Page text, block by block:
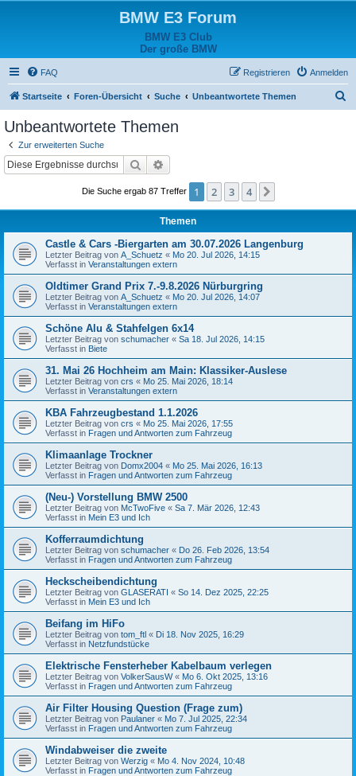
BMW E3 Forum
BMW E3 Club
Der große BMW
FAQ Anmelden
Registrieren
Startseite Foren-Übersicht Suche Unbeantwortete Themen
Unbeantwortete Themen
Zur erweiterten Suche
Suche
Die Suche ergab 87 Treffer 1 2 3 4
Themen
Castle & Cars -Biergarten am 30.07.2026 Langenburg
Letzter Beitrag von A_Schuetz « Mo 20. Jul 2026, 14:15
Verfasst in Veranstaltungen extern
Oldtimer Grand Prix 7.-9.8.2026 Nürburgring
Letzter Beitrag von A_Schuetz « Mo 20. Jul 2026, 14:07
Verfasst in Veranstaltungen extern
Schöne Alu & Stahfelgen 6x14
Letzter Beitrag von schumacher « Sa 18. Jul 2026, 14:15
Verfasst in Biete
31. Mai 26 Hochheim am Main: Klassiker-Auslese
Letzter Beitrag von crs « Mo 25. Mai 2026, 18:14
Verfasst in Veranstaltungen extern
KBA Fahrzeugbestand 1.1.2026
Letzter Beitrag von crs « Mo 25. Mai 2026, 17:55
Verfasst in Fragen und Antworten zum Fahrzeug
Klimaanlage Trockner
Letzter Beitrag von Domx2004 « Mo 25. Mai 2026, 16:13
Verfasst in Fragen und Antworten zum Fahrzeug
(Neu-) Vorstellung BMW 2500
Letzter Beitrag von McTwoFive « Sa 7. Mär 2026, 12:43
Verfasst in Mein E3 und Ich
Kofferraumdichtung
Letzter Beitrag von schumacher « Do 26. Feb 2026, 13:54
Verfasst in Fragen und Antworten zum Fahrzeug
Heckscheibendichtung
Letzter Beitrag von GLASERATI « So 14. Dez 2025, 22:25
Verfasst in Mein E3 und Ich
Beifang im HiFo
Letzter Beitrag von tom_ftl « Di 18. Nov 2025, 16:29
Verfasst in Netzfundstücke
Elektrische Fensterheber Kabelbaum verlegen
Letzter Beitrag von VolkerSausW« Mo 6. Okt 2025, 13:16
Verfasst in Fragen und Antworten zum Fahrzeug
Air Filter Housing Question (Frage zum)
Letzter Beitrag von Paulaner « Mo 7. Jul 2025, 22:34
Verfasst in Fragen und Antworten zum Fahrzeug
Windabweiser die zweite
Letzter Beitrag von Werzig « Mo 4. Nov 2024, 10:48
Verfasst in Fragen und Antworten zum Fahrzeug